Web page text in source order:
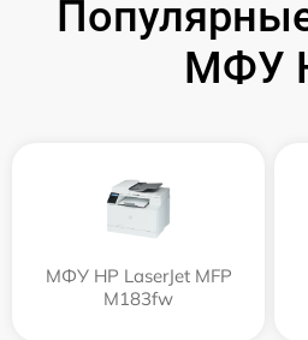
МФУ
МФУ HP LaserJet MFP
M183fw